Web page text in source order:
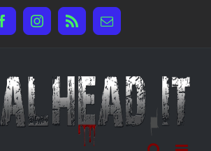
FacebookInstagram
Rss Email